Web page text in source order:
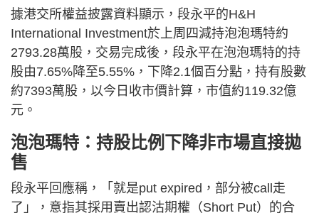
據港交所權益披露資料顯示，段永平的H&H
International Investment於上周四減持泡泡瑪特約
2793.28萬股，交易完成後，段永平在泡泡瑪特的持
股由7.65%降至5.55%，下降2.1個百分點，持有股數
約7393萬股，以今日收市價計算，市值約119.32億
元。
泡泡瑪特：持股比例下降非市場直接拋
售
段永平回應稱，「就是put expired，部分被call走
了」，意指其採用賣出認沽期權（Short Put）的合